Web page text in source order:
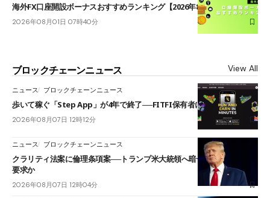
海外FX口座開設ボーナスおすすめランキング【2026年8月最新】
2026年08月01日 07時40分
ブロックチェーンニュース View All
ニュース ブロックチェーンニュース
歩いて稼ぐ「Step App」が4年で終了──FITFI保有者に対応呼びかけ
2026年08月07日 12時12分
ニュース ブロックチェーンニュース
クラリティ法案に倫理条項案──トランプ米大統領へ暗号資産事業の売却
要求か
2026年08月07日 12時04分